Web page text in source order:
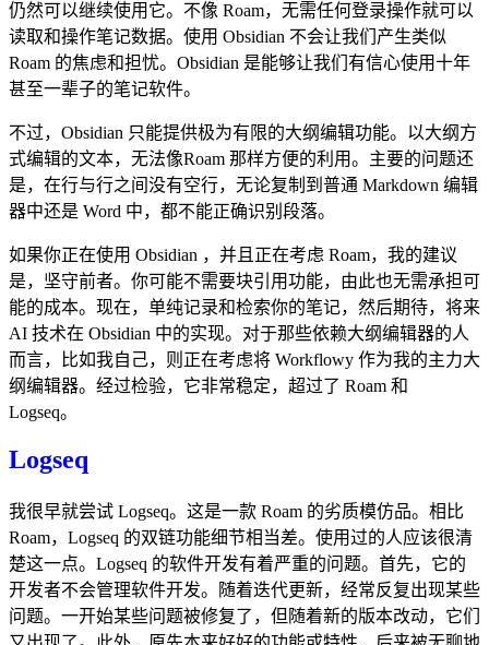
仍然可以继续使用它。不像 Roam，无需任何登录操作就可以
读取和操作笔记数据。使用 Obsidian 不会让我们产生类似
Roam 的焦虑和担忧。Obsidian 是能够让我们有信心使用十年
甚至一辈子的笔记软件。
不过，Obsidian 只能提供极为有限的大纲编辑功能。以大纲方
式编辑的文本，无法像Roam 那样方便的利用。主要的问题还
是，在行与行之间没有空行，无论复制到普通 Markdown 编辑
器中还是 Word 中，都不能正确识别段落。
如果你正在使用 Obsidian ，并且正在考虑 Roam，我的建议
是，坚守前者。你可能不需要块引用功能，由此也无需承担可
能的成本。现在，单纯记录和检索你的笔记，然后期待，将来
AI 技术在 Obsidian 中的实现。对于那些依赖大纲编辑器的人
而言，比如我自己，则正在考虑将 Workflowy 作为我的主力大
纲编辑器。经过检验，它非常稳定，超过了 Roam 和
Logseq。
Logseq
我很早就尝试 Logseq。这是一款 Roam 的劣质模仿品。相比
Roam，Logseq 的双链功能细节相当差。使用过的人应该很清
楚这一点。Logseq 的软件开发有着严重的问题。首先，它的
开发者不会管理软件开发。随着迭代更新，经常反复出现某些
问题。一开始某些问题被修复了，但随着新的版本改动，它们